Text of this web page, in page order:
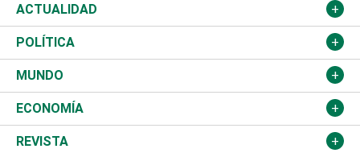
ACTUALIDAD
Nacional
Ciudad
Educación
Salud
POLÍTICA
Partidos
JCE
TSE
MUNDO
Estados Unidos
América Latina
ECONOMÍA
Finanzas
REVISTA